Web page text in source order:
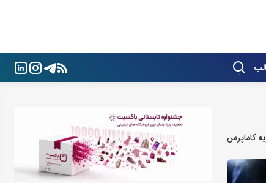
کاماپرس